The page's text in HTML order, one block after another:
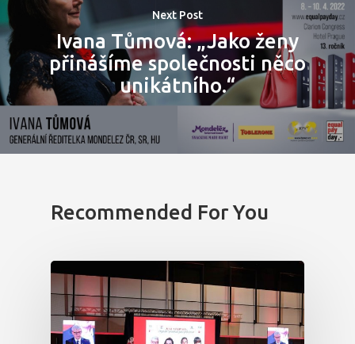
Next Post
Ivana Tůmová: „Jako ženy
přinášíme společnosti něco
unikátního.“
Recommended For You
Program 26.3.
Program 27.3.
Osobnosti
Dopad
Partneři
Vstupenky